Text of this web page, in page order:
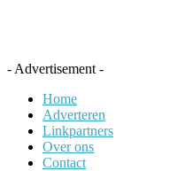
- Advertisement -
Home
Adverteren
Linkpartners
Over ons
Contact